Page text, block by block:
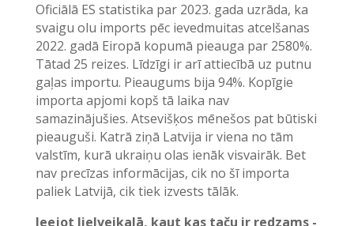
Oficiālā ES statistika par 2023. gada uzrāda, ka
svaigu olu imports pēc ievedmuitas atcelšanas
2022. gadā Eiropā kopumā pieauga par 2580%.
Tātad 25 reizes. Līdzīgi ir arī attiecībā uz putnu
gaļas importu. Pieaugums bija 94%. Kopīgie
importa apjomi kopš tā laika nav
samazinājušies. Atsevišķos mēnešos pat būtiski
pieauguši. Katrā ziņā Latvija ir viena no tām
valstīm, kurā ukraiņu olas ienāk visvairāk. Bet
nav precīzas informācijas, cik no šī importa
paliek Latvijā, cik tiek izvests tālāk.
Ieejot lielveikalā, kaut kas taču ir redzams -